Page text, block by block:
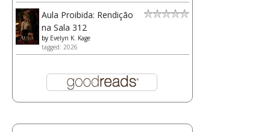
Aula Proibida: Rendição
na Sala 312
by Evelyn K. Kage
tagged: 2026